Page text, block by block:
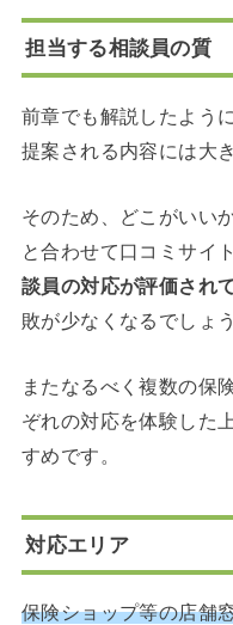
担当する相談員の質
前章でも解説したよう
提案される内容には大
そのため、どこがいい
と合わせて口コミサイ
談員の対応が評価され
敗が少なくなるでしょう
またなるべく複数の保
ぞれの対応を体験した
すめです。
対応エリア
保険ショップ等の店舗